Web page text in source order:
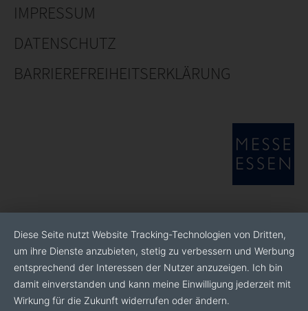
IMPRESSUM
DATENSCHUTZ
BARRIEREFREIHEITSERKLÄRUNG
Diese Seite nutzt Website Tracking-Technologien von Dritten,
um ihre Dienste anzubieten, stetig zu verbessern und Werbung
entsprechend der Interessen der Nutzer anzuzeigen. Ich bin
damit einverstanden und kann meine Einwilligung jederzeit mit
Wirkung für die Zukunft widerrufen oder ändern.